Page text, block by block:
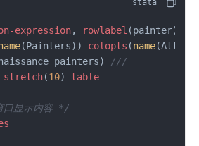
expression, rowlabel (painter)
(Painters)) colopts (name
painters) ///
stretch(10) table
显示内容 */